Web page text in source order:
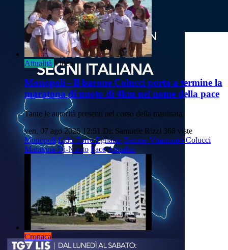
Attualità Video
Monopoli - Il barone Colucci porta a termine la
maratona di nuoto di 4km nel nome della pace
Tante le autorità presenti nel corso della mattinata.
ven, 07 ago 2026 12:51 Di: Samuele Rizzi 368 viste
Monopoli Lido-Torre-Egnazia Barone-Vitantonio-Colucci
Maratona-Di-Nuoto PaceAttualità
Cronaca